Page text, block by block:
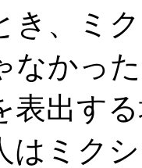
き、ミ
なかっ
表出す
はミク